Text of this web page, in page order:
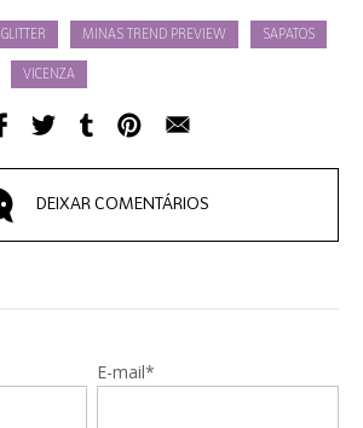
GLITTER MINAS TREND PREVIEW SAPATOS
VICENZA
DEIXAR COMENTÁRIOS
E-mail*